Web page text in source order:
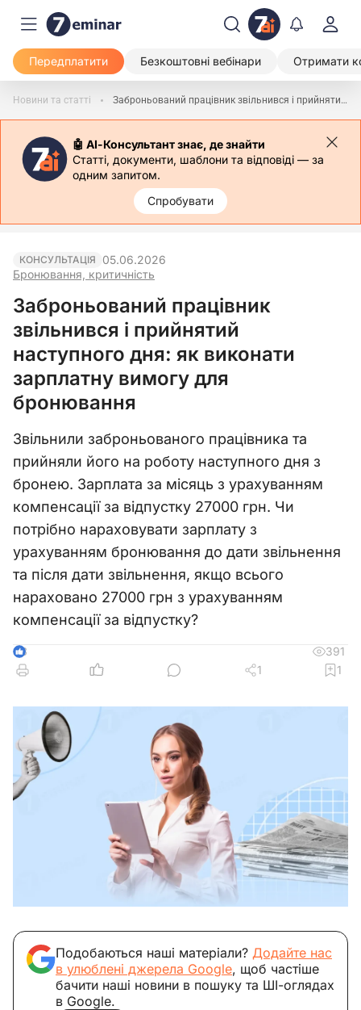
Передплатити Безкоштовні вебінари Отримати
Новини та статті Заброньований працівник звільнився і прийнятий наступного дня: як виконати зарплатну вимогу для бронювання
🤖 АІ-Консультант знає, де знайти
Статті, документи, шаблони та відповіді — за
одним запитом.
Спробувати
КОНСУЛЬТАЦІЯ
Бронювання, критичність
05.06.2026
Заброньований працівник
звільнився і прийнятий
наступного дня: як виконати
зарплатну вимогу для
бронювання
Звільнили заброньованого працівника та
прийняли його на роботу наступного дня з
бронею. Зарплата за місяць з урахуванням
компенсації за відпустку 27000 грн. Чи
потрібно нараховувати зарплату з
урахуванням бронювання до дати звільнення
та після дати звільнення, якщо всього
нараховано 27000 грн з урахуванням
компенсації за відпустку?
3
391
1
1
Подобаються наші матеріали? Додайте нас
в улюблені джерела Google, щоб частіше
бачити наші новини в пошуку та ШІ-оглядах
в Google.